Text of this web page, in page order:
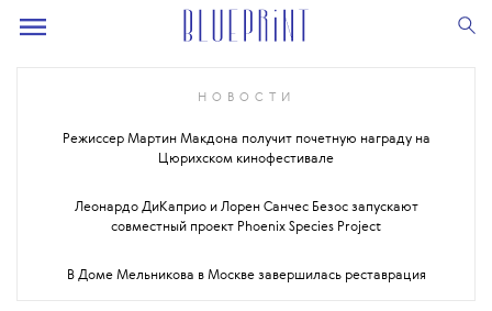
НОВОСТИ
Режиссер Мартин Макдона получит почетную награду на
Цюрихском кинофестивале
Леонардо ДиКаприо и Лорен Санчес Безос запускают
совместный проект Phoenix Species Project
В Доме Мельникова в Москве завершилась реставрация